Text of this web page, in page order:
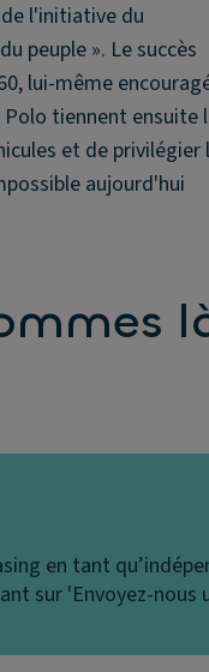
l'initiative du
peuple ». Le succès
lui-même
tiennent ensuite
et de privilégier
aujourd'hui
en tant
sur 'Envoyez-nous